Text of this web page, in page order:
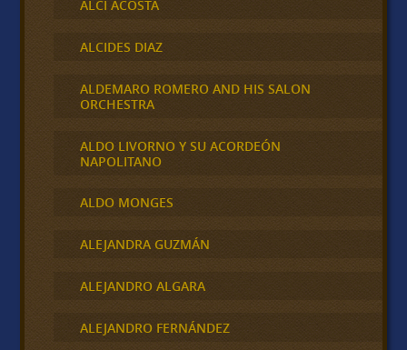
ALCI ACOSTA
ALCIDES DIAZ
ALDEMARO ROMERO AND HIS SALON
ORCHESTRA
ALDO LIVORNO Y SU ACORDEÓN
NAPOLITANO
ALDO MONGES
ALEJANDRA GUZMÁN
ALEJANDRO ALGARA
ALEJANDRO FERNÁNDEZ